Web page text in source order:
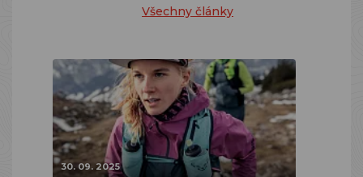
Všechny články
30. 09. 2025